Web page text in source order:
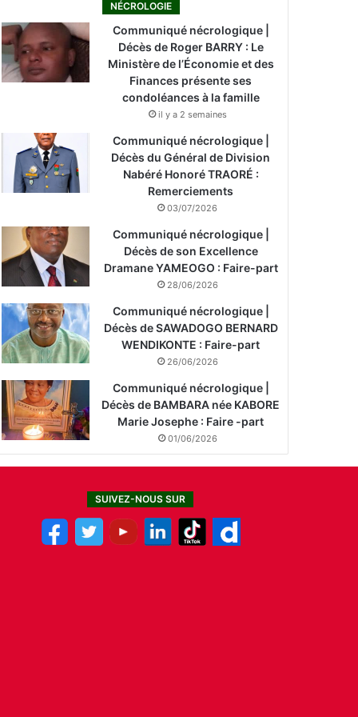
NÉCROLOGIE
Communiqué nécrologique |
Décès de Roger BARRY : Le
Ministère de l’Économie et des
Finances présente ses
condoléances à la famille
il y a 2 semaines
Communiqué nécrologique |
Décès du Général de Division
Nabéré Honoré TRAORÉ :
Remerciements
03/07/2026
Communiqué nécrologique |
Décès de son Excellence
Dramane YAMEOGO : Faire-part
28/06/2026
Communiqué nécrologique |
Décès de SAWADOGO BERNARD
WENDIKONTE : Faire-part
26/06/2026
Communiqué nécrologique |
Décès de BAMBARA née KABORE
Marie Josephe : Faire -part
01/06/2026
SUIVEZ-NOUS SUR